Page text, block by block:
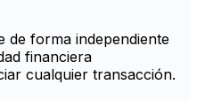
de forma independiente
financiera
cualquier transacción.